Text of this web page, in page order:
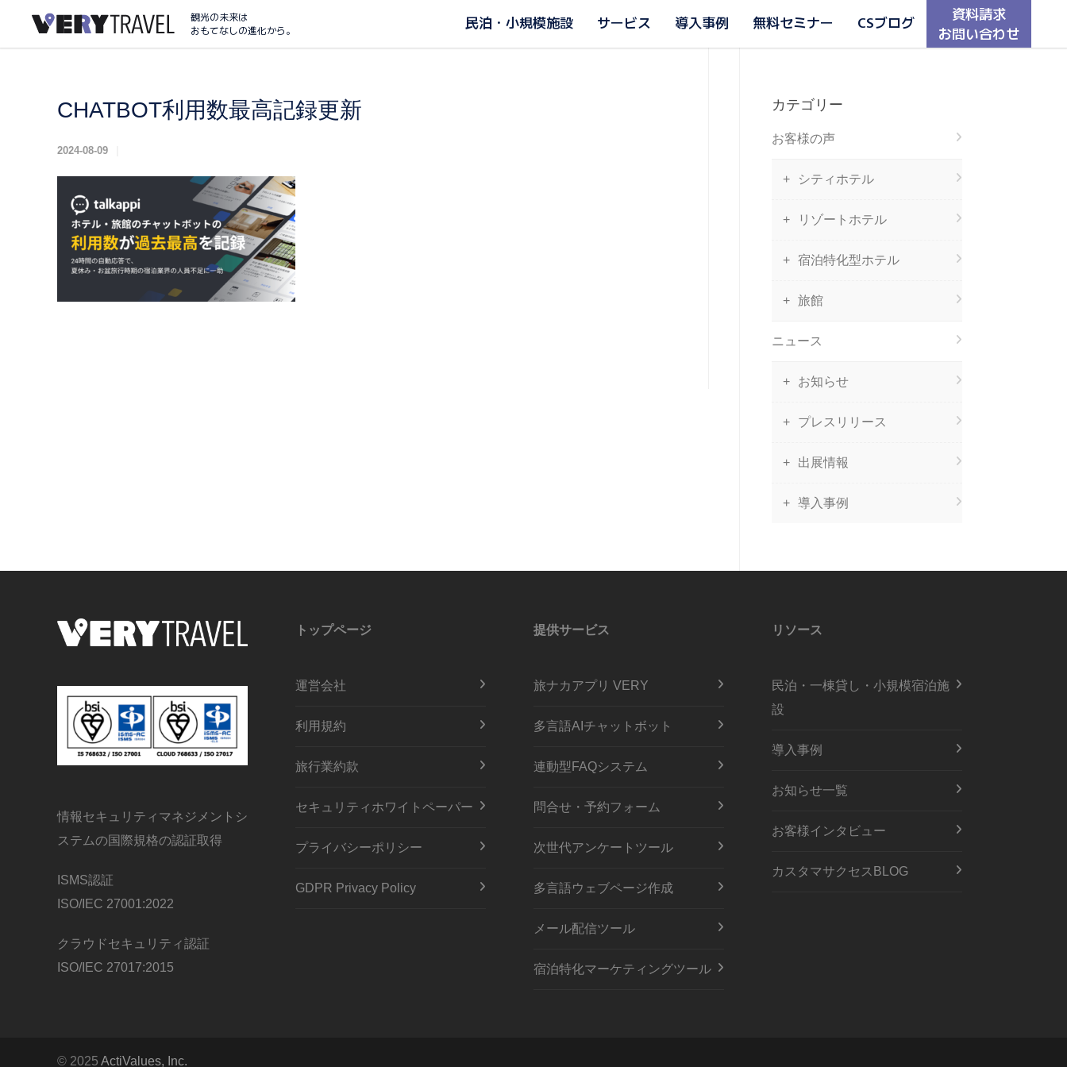
観光の未来は
おもてなしの進化から。
民泊・小規模施設 サービス 導入事例 無料セミナー CSブログ
資料請求
お問い合わせ
CHATBOT利用数最高記録更新
2024-08-09
カテゴリー
お客様の声
シティホテル
リゾートホテル
宿泊特化型ホテル
旅館
ニュース
お知らせ
プレスリリース
出展情報
導入事例
情報セキュリティマネジメントシ
ステムの国際規格の認証取得
ISMS認証
ISO/IEC 27001:2022
クラウドセキュリティ認証
ISO/IEC 27017:2015
トップページ
運営会社
利用規約
旅行業約款
セキュリティホワイトペーパー
プライバシーポリシー
GDPR Privacy Policy
提供サービス
旅ナカアプリ VERY
多言語AIチャットボット
連動型FAQシステム
問合せ・予約フォーム
次世代アンケートツール
多言語ウェブページ作成
メール配信ツール
宿泊特化マーケティングツール
リソース
民泊・一棟貸し・小規模宿泊施
設
導入事例
お知らせ一覧
お客様インタビュー
カスタマサクセスBLOG
© 2025 ActiValues, Inc.